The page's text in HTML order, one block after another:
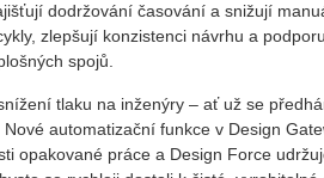
do­dr­žo­vá­ní ča­so­vá­ní a sni­žu­jí
zlep­šu­jí kon­zis­ten­ci ná­vr­hu a
spojů.
tlaku na in­že­ný­ry – ať už se
au­to­ma­ti­zač­ní funk­ce v De­sign
opa­ko­va­né práce a De­sign Force